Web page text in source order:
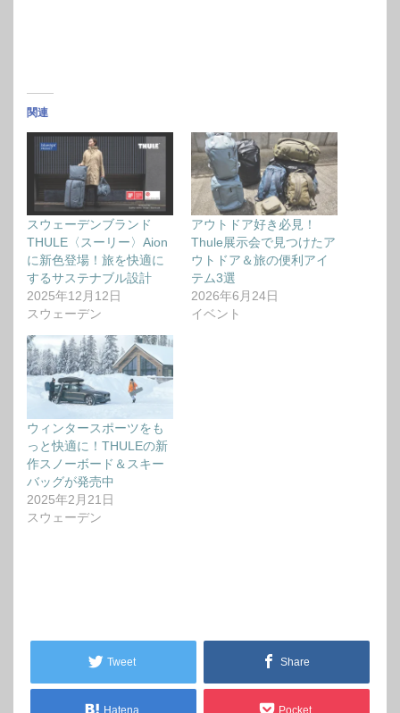
関連
スウェーデンブランド
THULE〈スーリー〉Aion
に新色登場！旅を快適に
するサステナブル設計
2025年12月12日
スウェーデン
アウトドア好き必見！
Thule展示会で見つけたア
ウトドア＆旅の便利アイ
テム3選
2026年6月24日
イベント
ウィンタースポーツをも
っと快適に！THULEの新
作スノーボード＆スキー
バッグが発売中
2025年2月21日
スウェーデン
Tweet Share
Hatena Pocket